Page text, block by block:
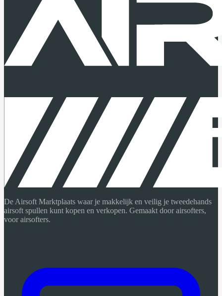
De Airsoft Marktplaats waar je makkelijk en veilig je tweedehands
airsoft spullen kunt kopen en verkopen. Gemaakt door airsofters,
voor airsofters.